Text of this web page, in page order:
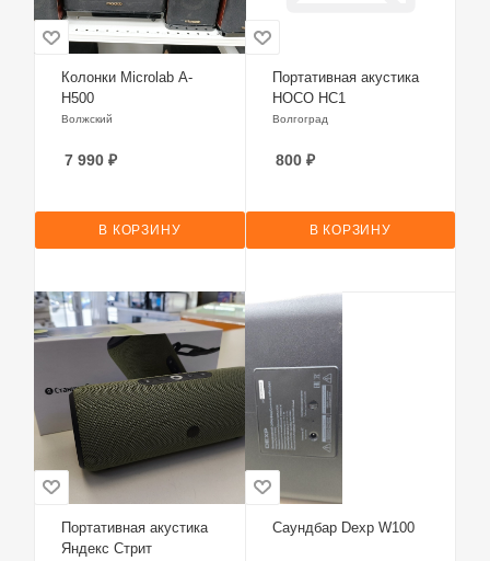
Колонки Microlab A-
H500
Волжский
7 990 ₽
В КОРЗИНУ
Портативная акустика
HOCO HC1
Волгоград
800₽
В КОРЗИНУ
Портативная акустика
Яндекс Стрит
Саундбар Dexp W100